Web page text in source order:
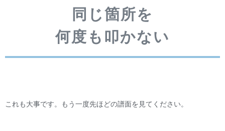
同じ箇所を
何度も叩かない
これも大事です。もう一度先ほどの譜面を見てください。